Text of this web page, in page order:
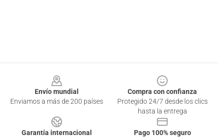
Envío mundial
Enviamos a más de 200 países
Compra con confianza
Protegido 24/7 desde los clics
hasta la entrega
Garantía internacional
Pago 100% seguro